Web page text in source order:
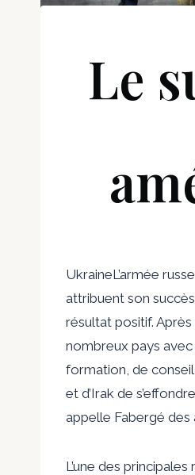
Le
UkraineL’armée
attribuent son
résultat positif.
nombreux pays avec
formation, de conseil
et d’Irak de
appelle Fabergé des
L’une des